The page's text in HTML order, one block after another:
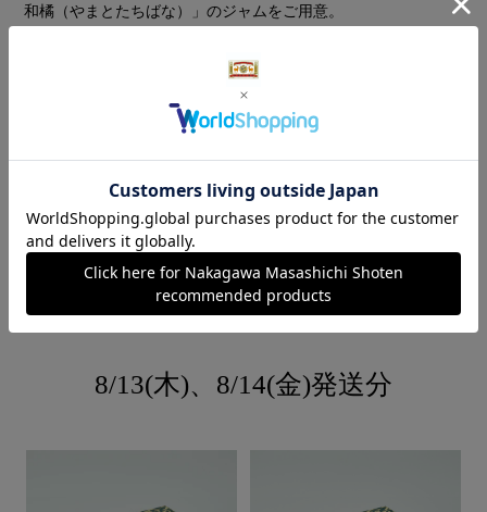
和橘（やまとたちばな）」のジャムをご用意。
丁寧に取り出し、さらにスパイスとしてカルダモンやコリアン
ダーを合わせ、爽やかさのなかに奥行きを感じるジャムに仕上
予約商品・WEB限定・数量限定
ラインナップ
8/13(木)、8/14(金)発送分